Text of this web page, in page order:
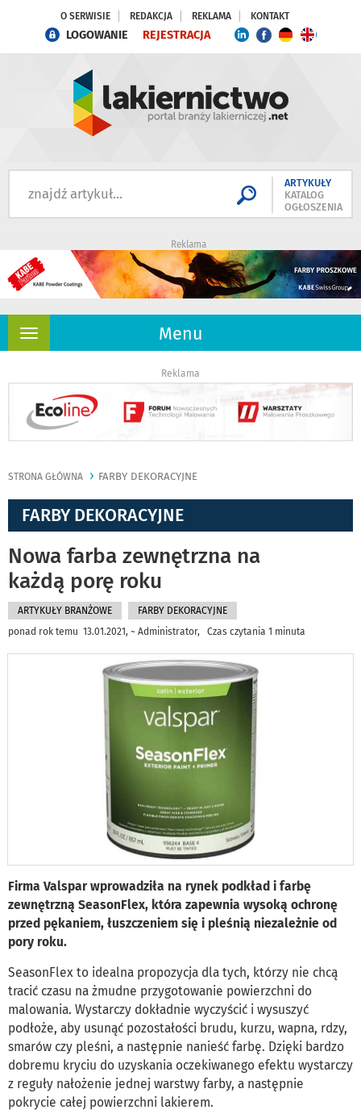
O SERWISIE REDAKCJA REKLAMA KONTAKT
LOGOWANIE REJESTRACJA
ARTYKUŁY
KATALOG
OGŁOSZENIA
Reklama
Menu
Rozwiń
Reklama
STRONA GŁÓWNA FARBY DEKORACYJNE
FARBY DEKORACYJNE
Nowa farba zewnętrzna na
każdą porę roku
ARTYKUŁY BRANŻOWE
FARBY DEKORACYJNE
ponad rok temu 13.01.2021, ~ Administrator, Czas czytania 1 minuta
Firma Valspar wprowadziła na rynek podkład i farbę
zewnętrzną SeasonFlex, która zapewnia wysoką ochronę
przed pękaniem, łuszczeniem się i pleśnią niezależnie od
pory roku.
SeasonFlex to idealna propozycja dla tych, którzy nie chcą
tracić czasu na żmudne przygotowanie powierzchni do
malowania. Wystarczy dokładnie wyczyścić i wysuszyć
podłoże, aby usunąć pozostałości brudu, kurzu, wapna, rdzy,
smarów czy pleśni, a następnie nanieść farbę. Dzięki bardzo
dobremu kryciu do uzyskania oczekiwanego efektu wystarczy
z reguły nałożenie jednej warstwy farby, a następnie
pokrycie całej powierzchni lakierem.